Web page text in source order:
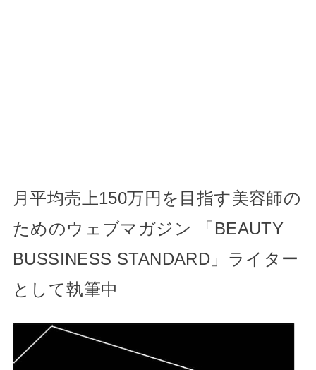
月平均売上150万円を目指す美容師の
ためのウェブマガジン 「BEAUTY
BUSSINESS STANDARD」ライター
として執筆中